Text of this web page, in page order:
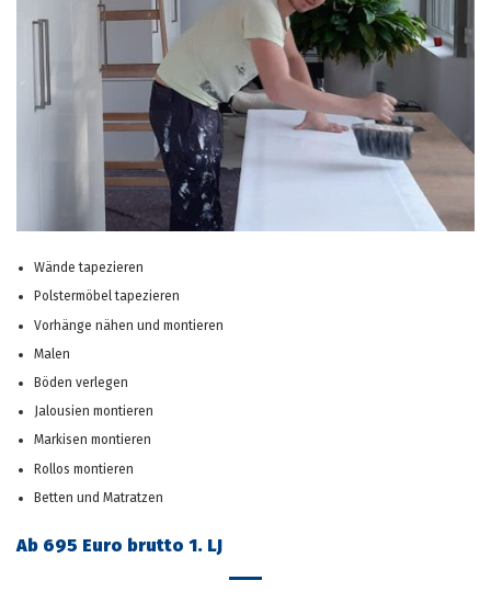
Wände tapezieren
Polstermöbel tapezieren
Vorhänge nähen und montieren
Malen
Böden verlegen
Jalousien montieren
Markisen montieren
Rollos montieren
Betten und Matratzen
Ab 695 Euro brutto 1. LJ